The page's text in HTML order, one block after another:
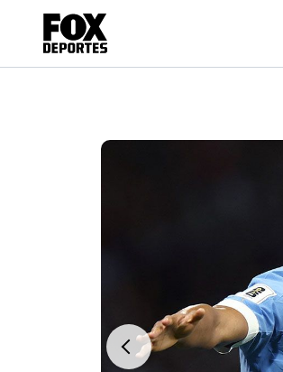
Previous